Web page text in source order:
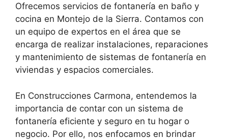
Ofrecemos servicios de fontanería en baño y
cocina en Montejo de la Sierra. Contamos con
un equipo de expertos en el área que se
encarga de realizar instalaciones, reparaciones
y mantenimiento de sistemas de fontanería en
viviendas y espacios comerciales.
En Construcciones Carmona, entendemos la
importancia de contar con un sistema de
fontanería eficiente y seguro en tu hogar o
negocio. Por ello, nos enfocamos en brindar